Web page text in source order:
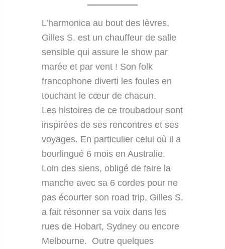
L’harmonica au bout des lèvres,
Gilles S. est un chauffeur de salle
sensible qui assure le show par
marée et par vent ! Son folk
francophone diverti les foules en
touchant le cœur de chacun.
Les histoires de ce troubadour sont
inspirées de ses rencontres et ses
voyages. En particulier celui où il a
bourlingué 6 mois en Australie.
Loin des siens, obligé de faire la
manche avec sa 6 cordes pour ne
pas écourter son road trip, Gilles S.
a fait résonner sa voix dans les
rues de Hobart, Sydney ou encore
Melbourne. Outre quelques